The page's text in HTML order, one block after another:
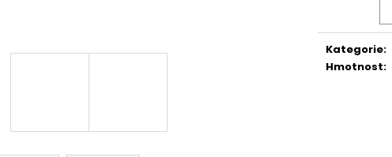
Kategorie:
Hmotnost: